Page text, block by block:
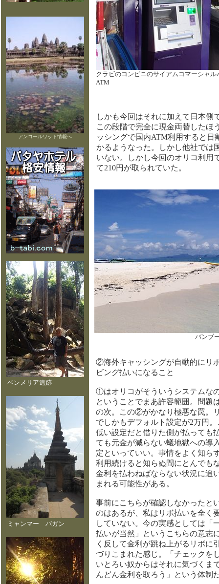
アンコールワット情報へ
ベンメリア遺跡
ミャンマー バガン
クラビのコンビニのサイアムコマーシャル
ATM
しかも今回はそれに加えて日本側
この段階で完全に現金両替したほ
ッシングで国内ATM利用すると日
かるようなった。しかし他社では
いない。しかし今回のオリコ利用
て210円が取られていた。
バンブ
②海外キャッシングが自動的にリ
ビング払いになること
①はオリコがそういうシステムな
ということでまあ許容範囲。問題
の次。この②がかなり極悪な罠。
でしかもデフォルト設定が2万円。
低い設定だと借りた側が払っても
ても元金が減らない蟻地獄への導
定といっていい。事情をよく知ら
利用続けると知らぬ間にとんでも
金利を払わねばならない状況に追
まれる可能性がある。
事前にこちらが確認しなかったと
のはあるが、私はリボ払いを全く
していない。今の実感としては「
払いが当然」というこちらの意志
く反して金利が跳ね上がるリボに
づりこまれた感じ。「チェックを
いとろい奴からはそれに気づくま
んどん金利を取ろう」という体制